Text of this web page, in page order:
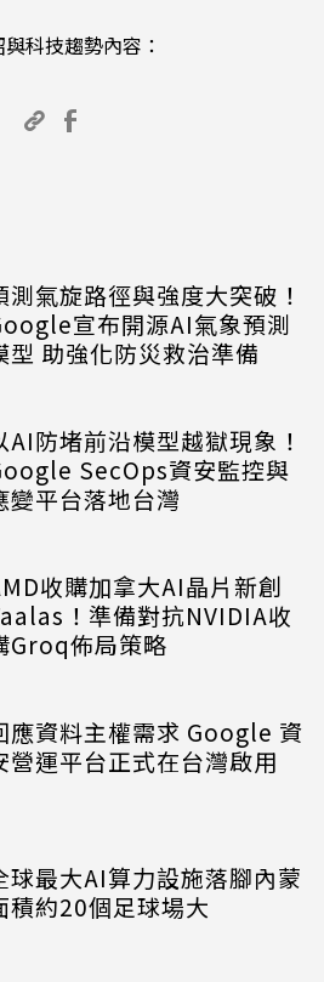
科技趨勢內容：
測氣旋路徑與強度大突破！
宣布開源AI氣象預測
型 助強化防災救治準備
AI防堵前沿模型越獄現象！
SecOps資安監控與
變平台落地台灣
收購加拿大AI晶片新創
！準備對抗NVIDIA收
Groq佈局策略
應資料主權需求 Google 資
營運平台正式在台灣啟用
球最大AI算力設施落腳內蒙
積約20個足球場大